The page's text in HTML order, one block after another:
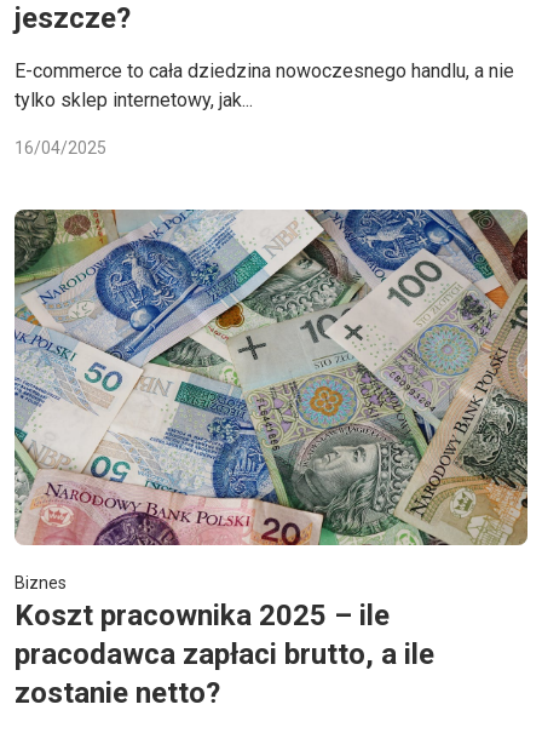
jeszcze?
E-commerce to cała dziedzina nowoczesnego handlu, a nie
tylko sklep internetowy, jak...
16/04/2025
Biznes
Koszt pracownika 2025 – ile
pracodawca zapłaci brutto, a ile
zostanie netto?